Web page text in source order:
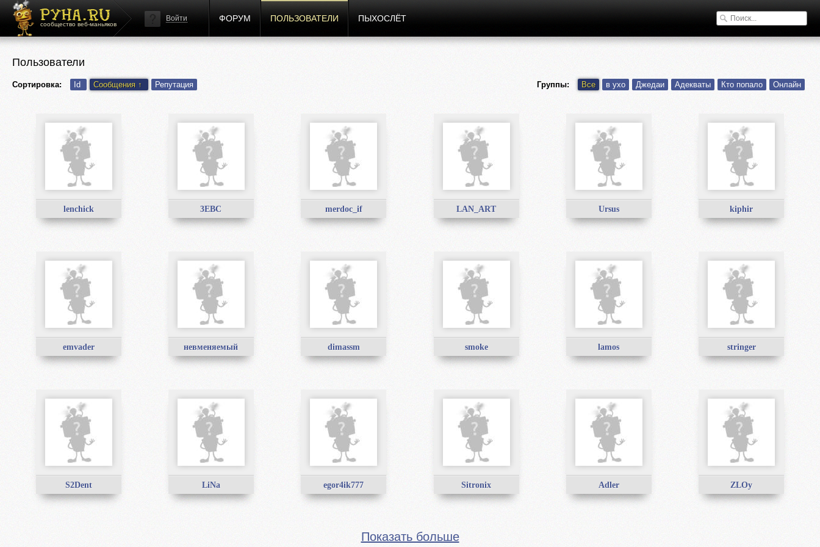
сообщество веб-маньяков
Войти ФОРУМ ПОЛЬЗОВАТЕЛИ ПЫХОСЛЁТ
Пользователи
Сортировка: Id Сообщения ↑ Репутация Группы: Все в ухо Джедаи Адекваты Кто попало Онлайн
lenchick 3EBC merdoc_if LAN_ART Ursus kiphir
emvader невменяемый dimassm smoke lamos stringer
S2Dent LiNa egor4ik777 Sitronix Adler ZLOy
Показать больше